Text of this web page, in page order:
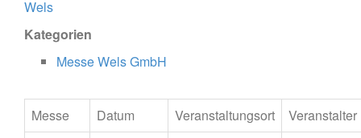
Wels
Kategorien
Messe Wels GmbH
Messe Datum Veranstaltungsort
Veranstalter